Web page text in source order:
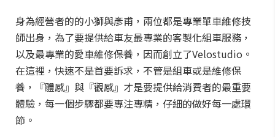
身為經營者的的小獅與彥甫，兩位都是專業單車維修技
師出身，為了要提供給車友最專業的客製化組車服務，
以及最專業的愛車維修保養，因而創立了Velostudio。
在這裡，快速不是首要訴求，不管是組車或是維修保
養，『體感』與『觀感』才是要提供給消費者的最重要
體驗，每一個步驟都要專注專精，仔細的做好每一處環
節。